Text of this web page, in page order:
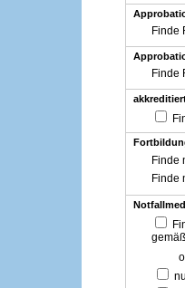
Finde
Finde
Finde
Finde